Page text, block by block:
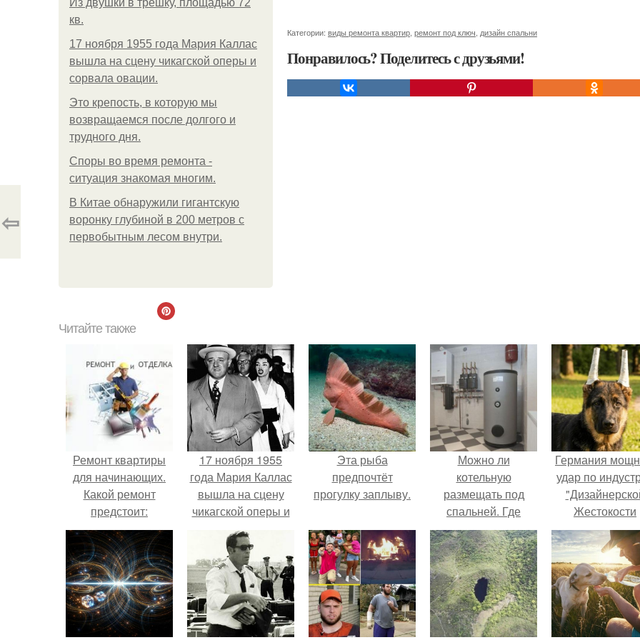
Из двушки в трешку, площадью 72
кв.
17 ноября 1955 года Мария Каллас
вышла на сцену чикагской оперы и
сорвала овации.
Это крепость, в которую мы
возвращаемся после долгого и
трудного дня.
Споры во время ремонта -
ситуация знакомая многим.
В Китaе обнаружили гигaнтскую
воронку глубиной в 200 метров с
первобытным лесом внутри.
Категории: виды ремонта квартир ремонт под ключ дизайн спальни
Понравилось? Поделитесь с друзьями!
⇦
Читайте также
Ремонт квартиры
для начинающих.
Какой ремонт
предстоит:
косметический или
капитальный
17 ноября 1955
года Мария Каллас
вышла на сцену
чикагской оперы и
сорвала овации.
Эта рыба
предпочтёт
прогулку заплыву.
Можно ли
котельную
размещать под
спальней. Где
можно, а где нельзя
размещать газовый
отопительный котел
Германия
удар по
Жестокости
нанесла".